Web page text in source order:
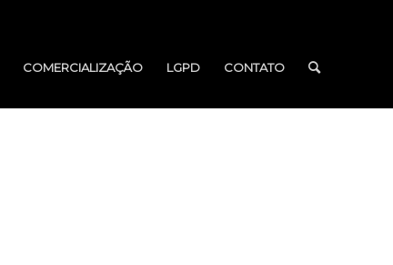
COMERCIALIZAÇÃO LGPD CONTATO